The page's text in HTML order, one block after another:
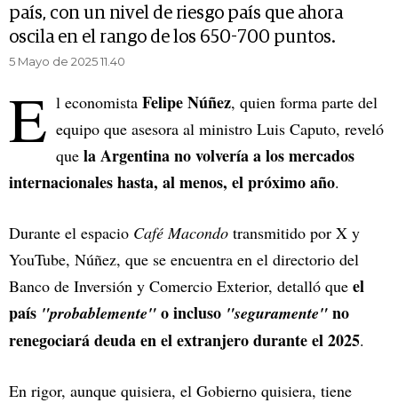
país, con un nivel de riesgo país que ahora
oscila en el rango de los 650-700 puntos.
5 Mayo de 2025 11.40
E l economista Felipe Núñez, quien forma parte del
equipo que asesora al ministro Luis Caputo, reveló
que la Argentina no volvería a los mercados
internacionales hasta, al menos, el próximo año.
Durante el espacio Café Macondo transmitido por X y
YouTube, Núñez, que se encuentra en el directorio del
Banco de Inversión y Comercio Exterior, detalló que el
país "probablemente" o incluso "seguramente" no
renegociará deuda en el extranjero durante el 2025.
En rigor, aunque quisiera, el Gobierno quisiera, tiene